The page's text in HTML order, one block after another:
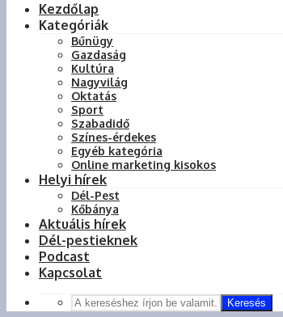
Kezdőlap
Kategóriák
Bűnügy
Gazdaság
Kultúra
Nagyvilág
Oktatás
Sport
Szabadidő
Színes-érdekes
Egyéb kategória
Online marketing kisokos
Helyi hírek
Dél-Pest
Kőbánya
Aktuális hírek
Dél-pestieknek
Podcast
Kapcsolat
Keresés